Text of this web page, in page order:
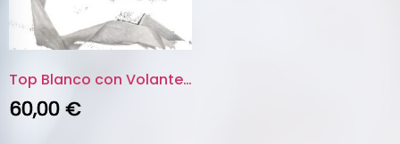
Top Blanco con Volantes y Bord...
60,00€